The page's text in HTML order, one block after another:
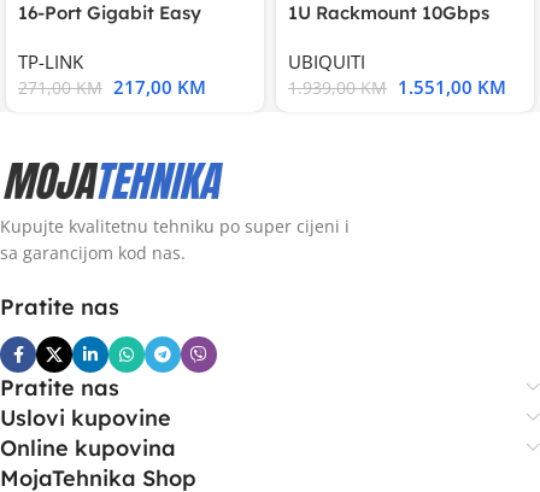
16-Port Gigabit Easy
TP-LINK
271,00KM 217,00 KM
1U Rackmount 10Gbps
UBIQUITI
1.939,00KM 1.551,00 KM
Kupujte kvalitetnu tehniku po super cijeni i
sa garancijom kod nas.
Pratite nas
Pratite nas
Uslovi kupovine
Online kupovina
MojaTehnika Shop